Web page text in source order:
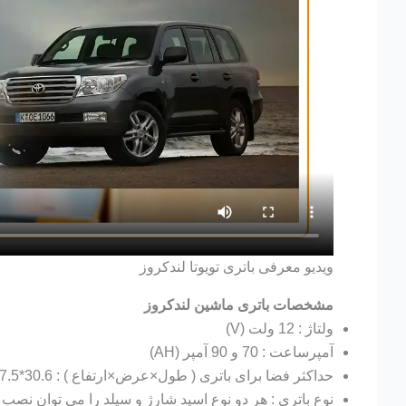
ویدیو معرفی باتری تویوتا لندکروز
مشخصات باتری ماشین لندکروز
ولتاژ : 12 ولت (V)
آمپرساعت : 70 و 90 آمپر (AH)
حداکثر فضا برای باتری ( طول×عرض×ارتفاع ) : 30.6*17.5*22.5 سانتی متر (CM)
نوع باتری : هر دو نوع اسید شارژ و سیلد را می توان